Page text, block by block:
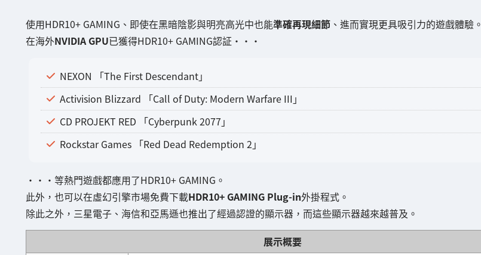
使用HDR10+ GAMING、即使在黑暗陰影與明亮高光中也能準確再現細節、進而實現更具吸引力的遊戲體驗。
在海外NVIDIA GPU已獲得HDR10+ GAMING認証・・・
NEXON 「The First Descendant」
Activision Blizzard 「Call of Duty: Modern Warfare III」
CD PROJEKT RED 「Cyberpunk 2077」
Rockstar Games 「Red Dead Redemption 2」
・・・等熱門遊戲都應用了HDR10+ GAMING。
此外，也可以在虛幻引擎市場免費下載HDR10+ GAMING Plug-in外掛程式。
除此之外，三星電子、海信和亞馬遜也推出了經過認證的顯示器，而這些顯示器越來越普及。
展示概要